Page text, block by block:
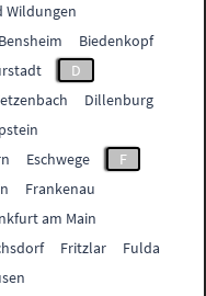
Wildungen
Bensheim
Biedenkopf
D
Dillenburg
Eschwege
F
Frankenau
am Main
Fritzlar
Fulda